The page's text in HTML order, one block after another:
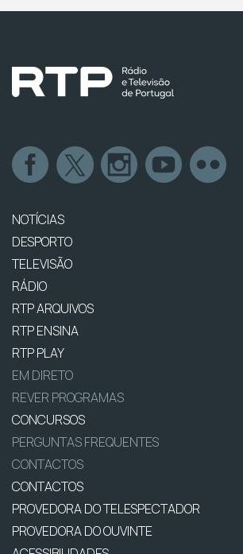
NOTÍCIAS
DESPORTO
TELEVISÃO
RÁDIO
RTP ARQUIVOS
RTP ENSINA
RTP PLAY
EM DIRETO
REVER PROGRAMAS
CONCURSOS
PERGUNTAS FREQUENTES
CONTACTOS
CONTACTOS
PROVEDORA DO TELESPECTADOR
PROVEDORA DO OUVINTE